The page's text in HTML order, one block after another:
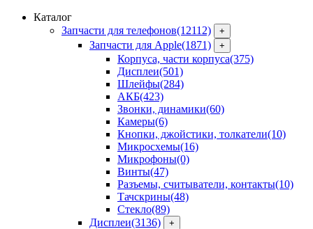
Каталог
Запчасти для телефонов(12112) +
Запчасти для Apple(1871) +
Корпуса, части корпуса(375)
Дисплеи(501)
Шлейфы(284)
АКБ(423)
Звонки, динамики(60)
Камеры(6)
Кнопки, джойстики, толкатели(10)
Микросхемы(16)
Микрофоны(0)
Винты(47)
Разъемы, считыватели, контакты(10)
Тачскрины(48)
Стекло(89)
Дисплеи(3136) +